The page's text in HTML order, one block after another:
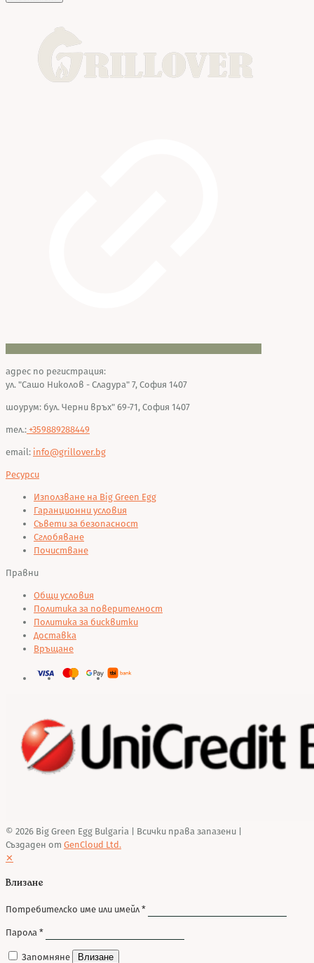
адрес по регистрация:
ул. "Сашо Николов - Сладура" 7, София 1407
шоурум: бул. Черни връх" 69-71, София 1407
тел.: +359889288449
email: info@grillover.bg
Ресурси
Използване на Big Green Egg
Гаранционни условия
Съвети за безопасност
Сглобяване
Почистване
Правни
Общи условия
Политика за поверителност
Политика за бисквитки
Доставка
Връщане
© 2026 Big Green Egg Bulgaria
| Всички права запазени |
Създаден от GenCloud Ltd.
✕
Влизане
Потребителско име или имейл *
Парола *
Запомняне Влизане